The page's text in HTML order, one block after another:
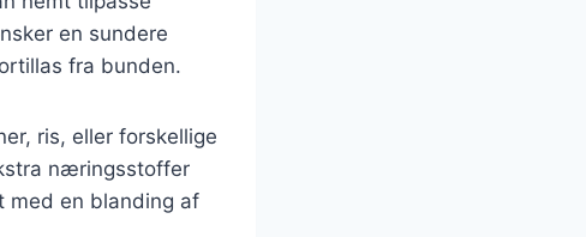
en sundere
fra bunden.
ris, eller forskellige
næringsstoffer
med en blanding af